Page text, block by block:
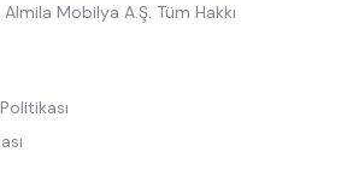
Mobilya A.Ş. Tüm Hakkı